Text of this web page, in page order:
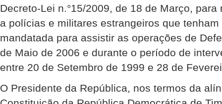
Decreto-Lei n.°15/2009, de 18 de Março,
a polícias e militares estrangeiros que
mandatada para assistir as operações de
de Maio de 2006 e durante o período de
entre 20 de Setembro de 1999 e 28 de
O Presidente da República, nos termos da